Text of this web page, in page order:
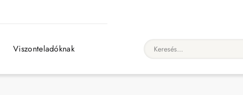
Viszonteladóknak Keresés...